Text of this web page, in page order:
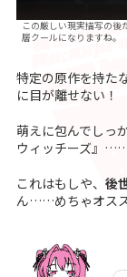
この厳しい現実描写の後
層クールになりますね。
特定の原作を持た
に目が離せない！
萌えに包んでしっ
ウィッチーズ』
これはもしや、後
ん……めちゃオス